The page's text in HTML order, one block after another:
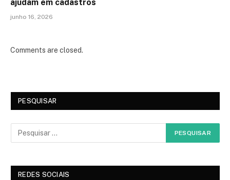
ajudam em cadastros
junho 16, 2026
Comments are closed.
PESQUISAR
REDES SOCIAIS